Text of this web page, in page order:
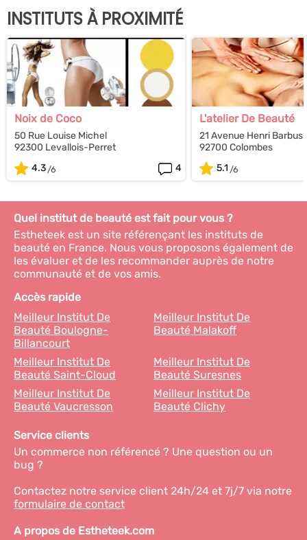
INSTITUTS À PROXIMITÉ
Noix de Coco
50 Rue Louise Michel
92300 Levallois-Perret
4.3
4
L'atelier De Beauté
21 Avenue Henri
92700 Colombes
5.1
Quel institut de beauté est fait pour vous ?
Estheteek est un site référençant les instituts de
beauté en France. Nous vous proposons également de
les évaluer et de les recommander auprès de notre
communauté et de vos amis.
Accès rapide
Meilleur Institut De
Beauté Boulogne-
Billancourt
Meilleur Institut De
Beauté Malakoff
Meilleur Institut De
Beauté Saint-Cloud
Meilleur Institut De
Beauté Suresnes
Meilleur Institut De
Beauté Vaucresson
Meilleur Institut De
Beauté Clichy
Service clients
Un commerce non référencé ? Une question ou un
bug ?
Contactez notre service client 24h/24 et 7j/7 via notre
formulaire de contact
A propos de Estheteek.com